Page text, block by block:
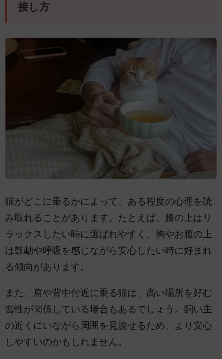
接し方
猫がどこに乗るかによって、ある程度の心理を読
み取れることがあります。たとえば、膝の上はリ
ラックスしたい時に選ばれやすく、胸やお腹の上
は鼓動や呼吸を感じながら安心したい時に好まれ
る傾向があります。
また、肩や背中付近に乗る猫は、高い場所を好む
習性が関係している場合もあるでしょう。飼い主
の近くにいながら周囲を見渡せるため、より安心
しやすいのかもしれません。